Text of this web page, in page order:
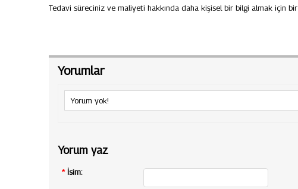
Tedavi süreciniz ve maliyeti hakkında daha kişisel bir bilgi almak için bir
Yorumlar
Yorum yok!
Yorum yaz
* İsim: